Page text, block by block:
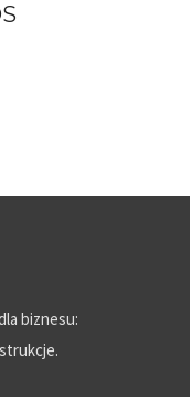
biznesu: